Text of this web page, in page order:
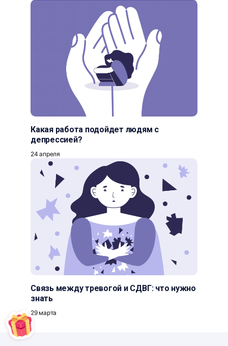
Какая работа подойдет людям с
депрессией?
24 апреля
Связь между тревогой и СДВГ: что нужно
знать
29 марта